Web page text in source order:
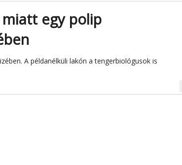
egy polip
A példanélküli lakón a tengerbiológusok is